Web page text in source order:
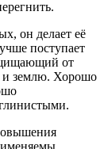
он делает её
поступает
от
и землю. Хорошо